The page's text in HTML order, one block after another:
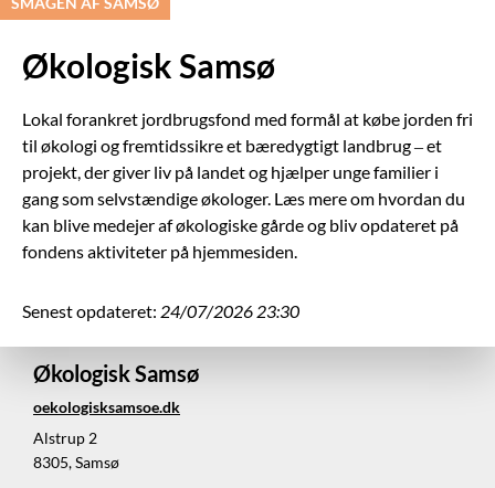
Økologisk Samsø
Lokal forankret jordbrugsfond med formål at købe jorden fri
til økologi og fremtidssikre et bæredygtigt landbrug – et
projekt, der giver liv på landet og hjælper unge familier i
gang som selvstændige økologer. Læs mere om hvordan du
kan blive medejer af økologiske gårde og bliv opdateret på
fondens aktiviteter på hjemmesiden.
Senest opdateret: 24/07/2026 23:30
Økologisk Samsø
oekologisksamsoe.dk
Alstrup 2
8305, Samsø